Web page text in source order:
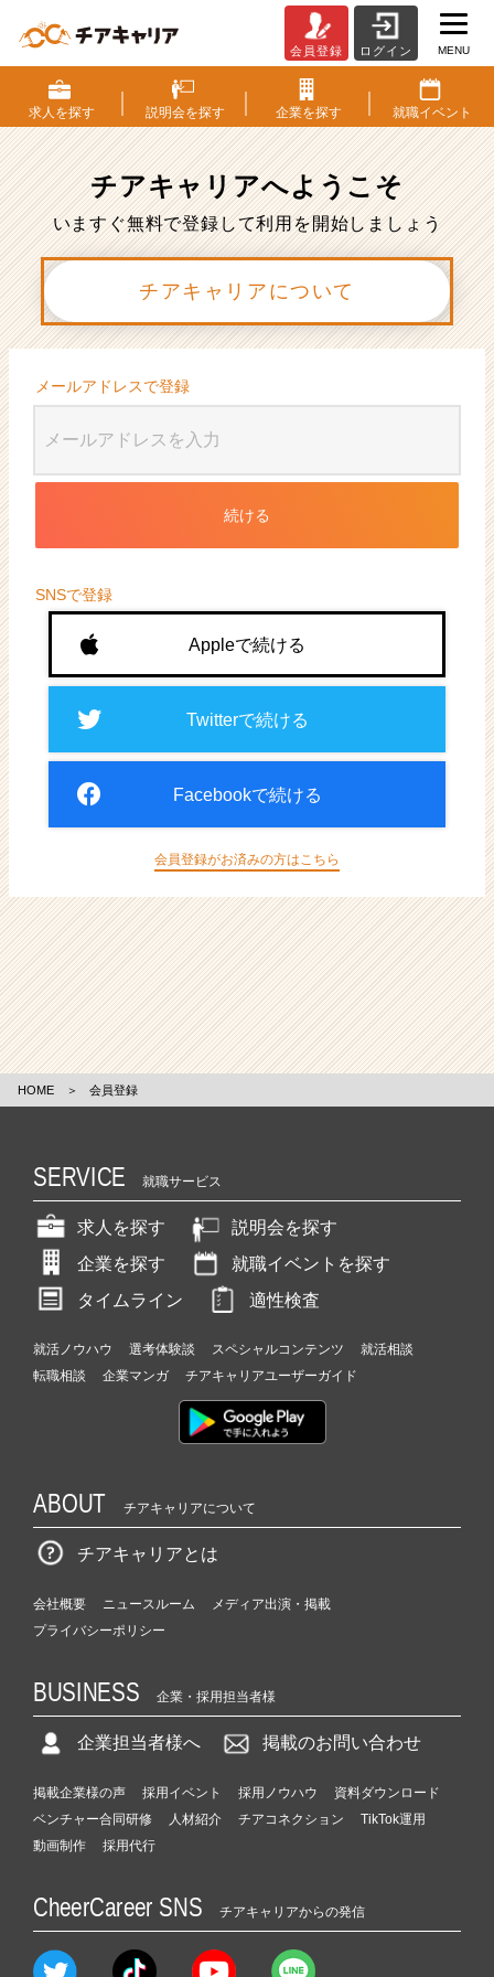
員
登
録
ベ
ン
チ
ャ
成
企
か
ら
ス
カ
ウ
届
活
サ
ト
ア
キ
リ
ア
会員登録 ログイン MENU
求人を探す 説明会を探す 企業を探す 就職イベント
チアキャリアへようこそ
いますぐ無料で登録して利用を開始しましょう
チアキャリアについて
メールアドレスで登録
続ける
SNSで登録
Appleで続ける
Twitterで続ける
Facebookで続ける
会員登録がお済みの方はこちら
HOME ＞ 会員登録
SERVICE 就職サービス
求人を探す
説明会を探す
企業を探す
就職イベントを探す
タイムライン
適性検査
就活ノウハウ 選考体験談 スペシャルコンテンツ
就活相談
転職相談
企業マンガ チアキャリアユーザーガイド
ABOUT チアキャリアについて
チアキャリアとは
会社概要 ニュースルーム
メディア出演・掲載
プライバシーポリシー
BUSINESS 企業・採用担当者様
企業担当者様へ 掲載のお問い合わせ
掲載企業様の声 採用イベント 採用ノウハウ
資料ダウンロード
ベンチャー合同研修
人材紹介 チアコネクション
TikTok運用
動画制作
採用代行
CheerCareer SNS チアキャリアからの発信